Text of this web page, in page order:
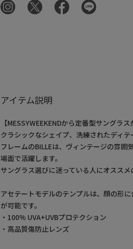
アイテム説明
【MESSYWEEKENDから定番型サングラス
クラシックなシェイプ、洗練されたディ
フレームのBILLEは、ヴィンテージの雰
場面で活躍します。
サングラス選びに迷っている人にオススメ
アセテートモデルのテンプルは、顔の形
が可能です。
・100% UVA+UVBプロテクション
・高品質傷防止レンズ